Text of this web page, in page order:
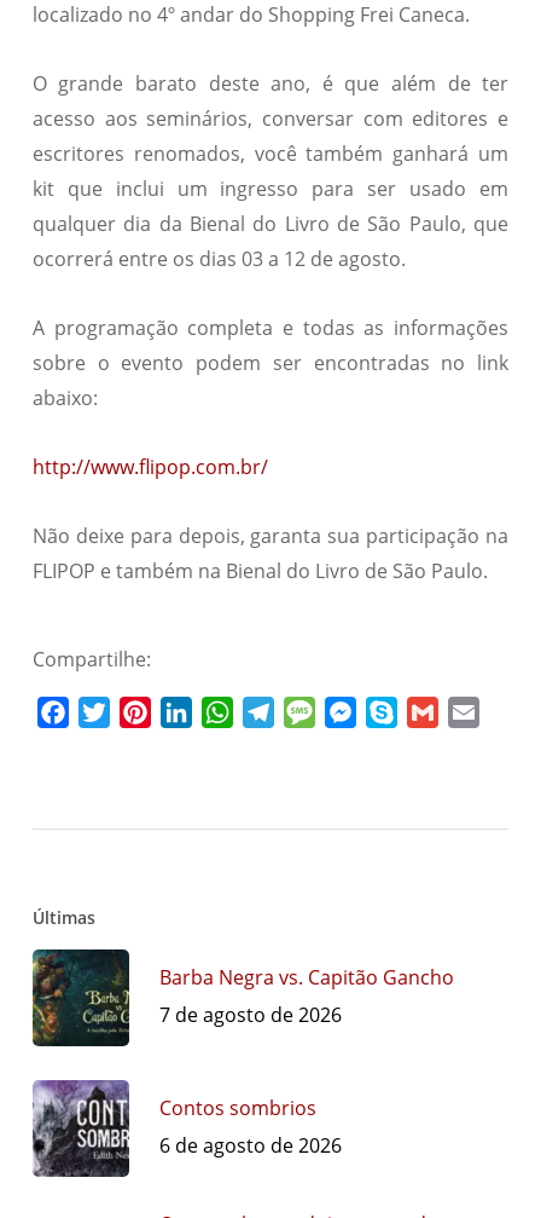
localizado no 4º andar do Shopping Frei Caneca.
O grande barato deste ano, é que além de ter
acesso aos seminários, conversar com editores e
escritores renomados, você também ganhará um
kit que inclui um ingresso para ser usado em
qualquer dia da Bienal do Livro de São Paulo, que
ocorrerá entre os dias 03 a 12 de agosto.
A programação completa e todas as informações
sobre o evento podem ser encontradas no link
abaixo:
http://www.flipop.com.br/
Não deixe para depois, garanta sua participação na
FLIPOP e também na Bienal do Livro de São Paulo.
Compartilhe:
FacebookTwitterPinterestLinkedInWhatsAppTelegramMessageMessenger
Skype Gmail
Últimas
Barba Negra vs. Capitão Gancho
7 de agosto de 2026
Contos sombrios
6 de agosto de 2026